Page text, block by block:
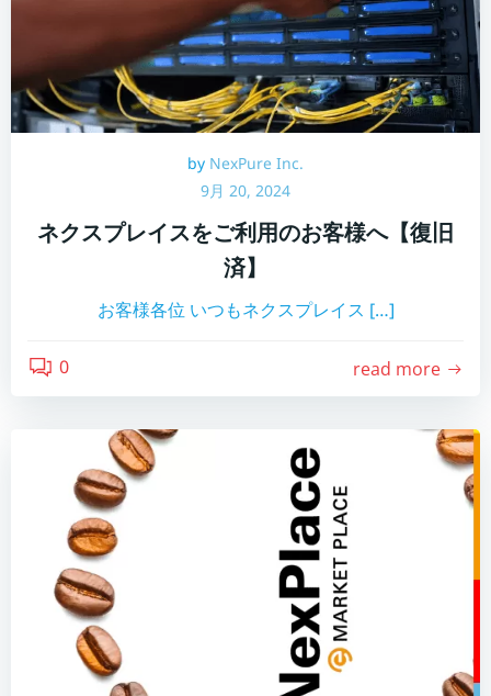
by NexPure Inc.
9月 20, 2024
ネクスプレイスをご利用のお客様へ【復旧
済】
お客様各位 いつもネクスプレイス […]
0 read more